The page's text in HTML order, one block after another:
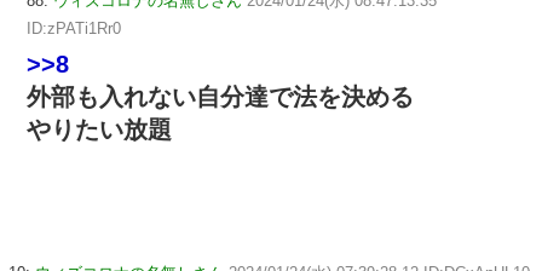
ID:zPATi1Rr0
>>8
外部も入れない自分達で法を決める
やりたい放題